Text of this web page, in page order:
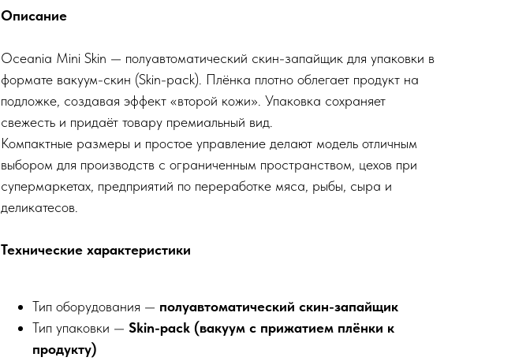
Описание
Oceania Mini Skin — полуавтоматический скин-запайщик для упаковки в
формате вакуум-скин (Skin-pack). Плёнка плотно облегает продукт на
подложке, создавая эффект «второй кожи». Упаковка сохраняет
свежесть и придаёт товару премиальный вид.
Компактные размеры и простое управление делают модель отличным
выбором для производств с ограниченным пространством, цехов при
супермаркетах, предприятий по переработке мяса, рыбы, сыра и
деликатесов.
Технические характеристики
Тип оборудования — полуавтоматический скин-запайщик
Тип упаковки — Skin-pack (вакуум с прижатием плёнки к
продукту)